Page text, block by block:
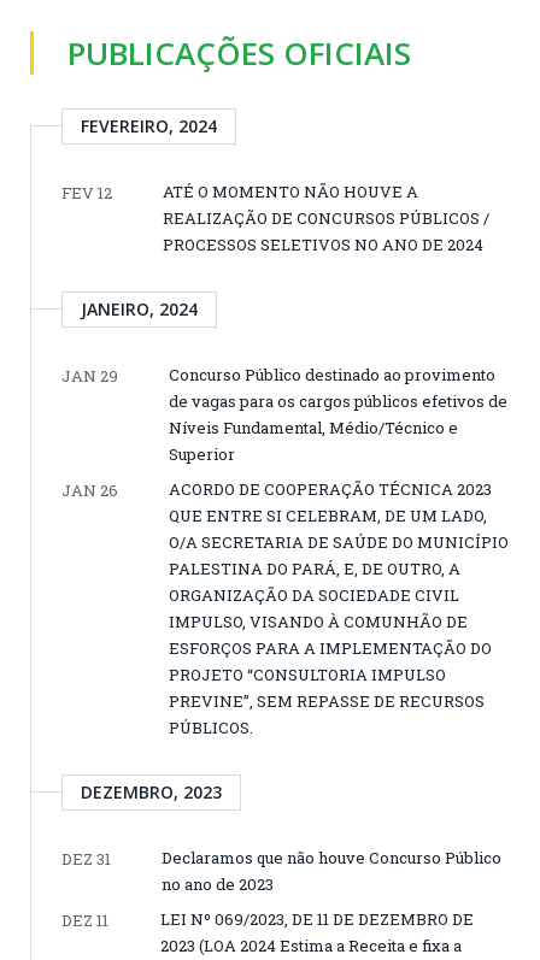
PUBLICAÇÕES OFICIAIS
FEVEREIRO, 2024
FEV 12
ATÉ O MOMENTO NÃO HOUVE A
REALIZAÇÃO DE CONCURSOS PÚBLICOS /
PROCESSOS SELETIVOS NO ANO DE 2024
JANEIRO, 2024
JAN 29
Concurso Público destinado ao provimento
de vagas para os cargos públicos efetivos de
Níveis Fundamental, Médio/Técnico e
Superior
JAN 26
ACORDO DE COOPERAÇÃO TÉCNICA 2023
QUE ENTRE SI CELEBRAM, DE UM LADO,
O/A SECRETARIA DE SAÚDE DO MUNICÍPIO
PALESTINA DO PARÁ, E, DE OUTRO, A
ORGANIZAÇÃO DA SOCIEDADE CIVIL
IMPULSO, VISANDO À COMUNHÃO DE
ESFORÇOS PARA A IMPLEMENTAÇÃO DO
PROJETO “CONSULTORIA IMPULSO
PREVINE”, SEM REPASSE DE RECURSOS
PÚBLICOS.
DEZEMBRO, 2023
DEZ 31
Declaramos que não houve Concurso Público
no ano de 2023
DEZ 11
LEI Nº 069/2023, DE 11 DE DEZEMBRO DE
2023 (LOA 2024 Estima a Receita e fixa a